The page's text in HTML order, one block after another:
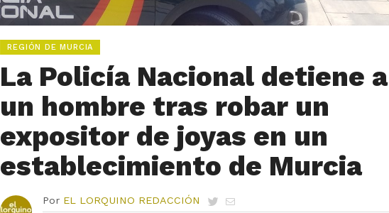
REGIÓN DE MURCIA
La Policía Nacional detiene a
un hombre tras robar un
expositor de joyas en un
establecimiento de Murcia
Por EL LORQUINO REDACCIÓN